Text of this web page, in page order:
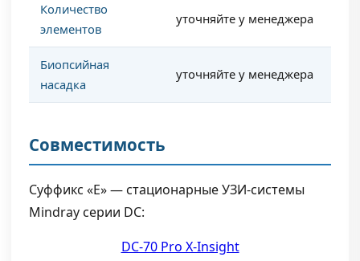
Количество
элементов
уточняйте у менеджера
Биопсийная
насадка
уточняйте у менеджера
Совместимость
Суффикс «E» — стационарные УЗИ-системы
Mindray серии DC:
DC-70 Pro X-Insight